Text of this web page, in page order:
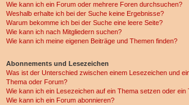
Wie kann ich ein Forum oder mehrere Foren durchsuchen?
Weshalb erhalte ich bei der Suche keine Ergebnisse?
Warum bekomme ich bei der Suche eine leere Seite?
Wie kann ich nach Mitgliedern suchen?
Wie kann ich meine eigenen Beiträge und Themen finden?
Abonnements und Lesezeichen
Was ist der Unterschied zwischen einem Lesezeichen und
Thema oder Forum?
Wie kann ich ein Lesezeichen auf ein Thema setzen oder ein
Wie kann ich ein Forum abonnieren?